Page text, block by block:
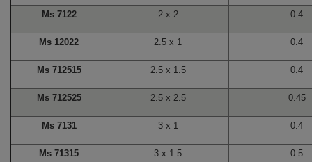
Ms 7122 2 x 2 0.4
Ms 12022 2.5 x 1 0.4
Ms 712515 2.5 x 1.5 0.4
Ms 712525 2.5 x 2.5 0.45
Ms 7131 3 x 1 0.4
Ms 71315 3 x 1.5 0.5